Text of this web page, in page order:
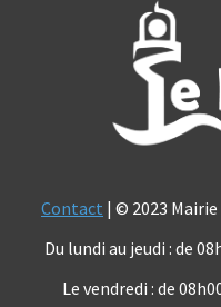
Contact | © 2023
Du lundi au jeudi : de
Le vendredi : de